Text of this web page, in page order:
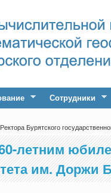
Сотрудники
Бурятского
летним
им.